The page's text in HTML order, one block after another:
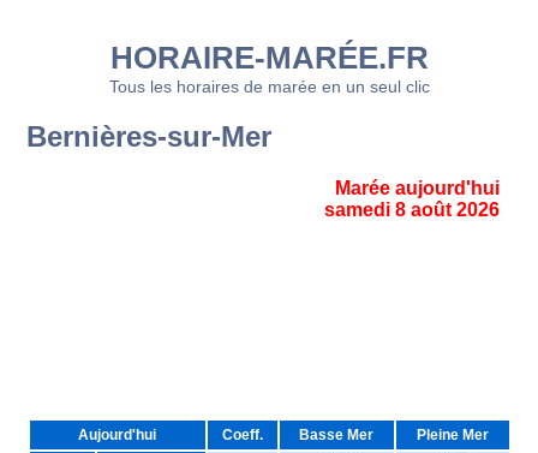
HORAIRE-MARÉE.FR
Tous les horaires de marée en un seul clic
Bernières-sur-Mer
Marée aujourd'hui
samedi 8 août 2026
Aujourd'hui Coeff. Basse Mer Pleine Mer